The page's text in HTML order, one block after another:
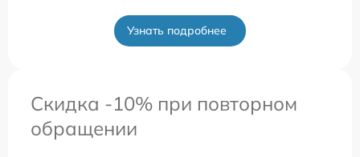
Узнать подробнее
Скидка -10% при повторном
обращении